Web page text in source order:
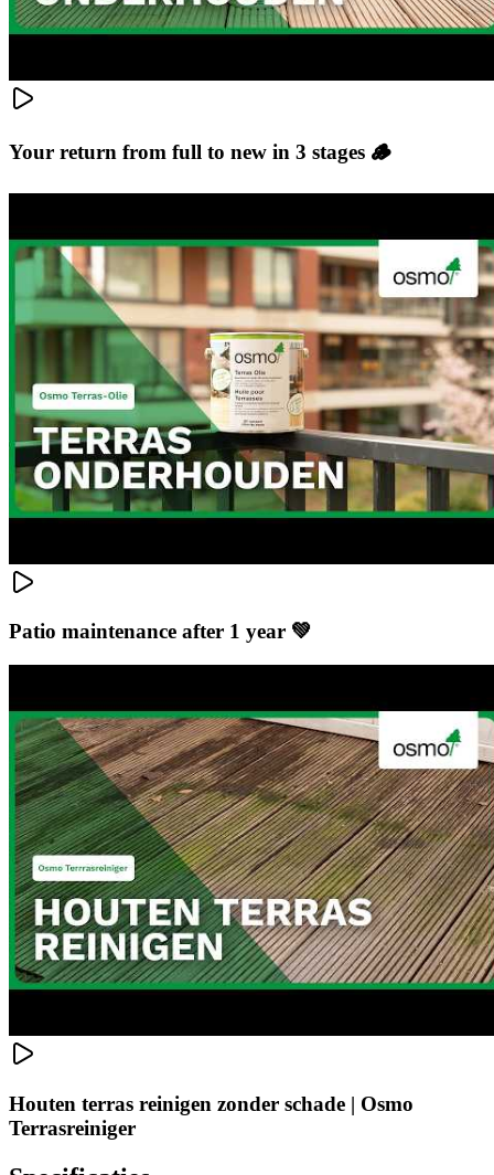
Your return from full to new in 3 stages 🪵
Patio maintenance after 1 year 💚
Houten terras reinigen zonder schade | Osmo
Terrasreiniger